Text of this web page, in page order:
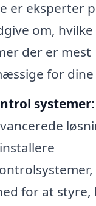
er eksperter
om,
der er mest
for dine
systemer:
for at styre,